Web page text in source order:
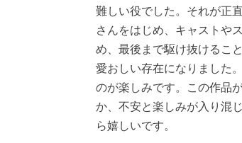
難しい役でした。それが正
さんをはじめ、キャストや
め、最後まで駆け抜けるこ
愛おしい存在になりました
のが楽しみです。この作品
か、不安と楽しみが入り混
ら嬉しいです。